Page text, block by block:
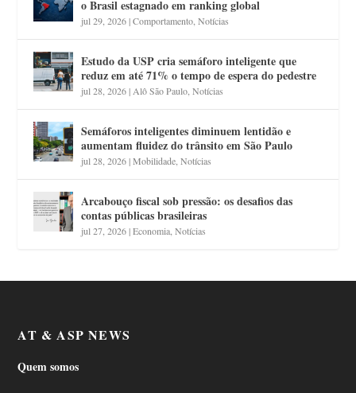
o Brasil estagnado em ranking global
jul 29, 2026|Comportamento ,Notícias
Estudo da USP cria semáforo inteligente que
reduz em até 71% o tempo de espera do pedestre
jul 28, 2026| Alô São Paulo ,Notícias
Semáforos inteligentes diminuem lentidão e
aumentam fluidez do trânsito em São Paulo
jul 28, 2026|Mobilidade ,Notícias
Arcabouço fiscal sob pressão: os desafios das
contas públicas brasileiras
jul 27, 2026|Economia ,Notícias
AT & ASP NEWS
Quem somos